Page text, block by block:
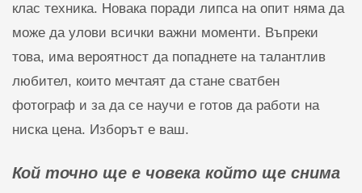
клас техника. Новака поради липса на опит няма да
може да улови всички важни моменти. Въпреки
това, има вероятност да попаднете на талантлив
любител, които мечтаят да стане сватбен
фотограф и за да се научи е готов да работи на
ниска цена. Изборът е ваш.
Кой точно ще е човека който ще снима